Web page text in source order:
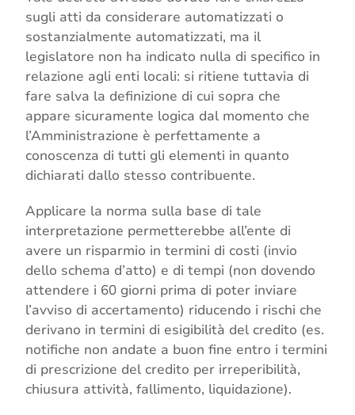
sugli atti da considerare automatizzati o
sostanzialmente automatizzati, ma il
legislatore non ha indicato nulla di specifico in
relazione agli enti locali: si ritiene tuttavia di
fare salva la definizione di cui sopra che
appare sicuramente logica dal momento che
l’Amministrazione è perfettamente a
conoscenza di tutti gli elementi in quanto
dichiarati dallo stesso contribuente.
Applicare la norma sulla base di tale
interpretazione permetterebbe all’ente di
avere un risparmio in termini di costi (invio
dello schema d’atto) e di tempi (non dovendo
attendere i 60 giorni prima di poter inviare
l’avviso di accertamento) riducendo i rischi che
derivano in termini di esigibilità del credito (es.
notifiche non andate a buon fine entro i termini
di prescrizione del credito per irreperibilità,
chiusura attività, fallimento, liquidazione).